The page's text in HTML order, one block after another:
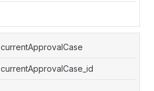
currentApprovalCase
currentApprovalCase_id